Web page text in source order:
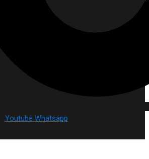
Youtube Whatsapp